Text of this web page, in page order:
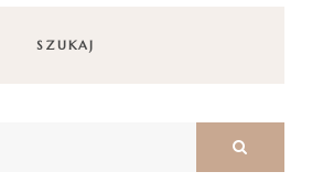
SZUKAJ